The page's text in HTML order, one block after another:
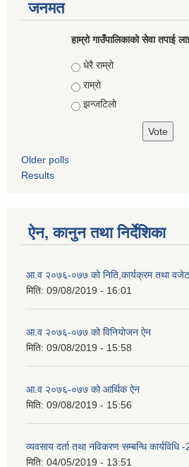
जनमत
हाम्रो गाउँपालिकाको सेवा तपाई
Choices
धेरै राम्रो
राम्रो
झन्जटिलो
Older polls
Results
ऐन, कानुन तथा निर्देशिका
आ‍‌.व २०७६-०७७ को निति,कार्यक्रम तथा वजेट
मिति: 09/08/2019 - 16:01
आ‍‌.व २०७६-०७७ को विनियोजन ऐन
मिति: 09/08/2019 - 15:58
आ‍‌.व २०७६-०७७ को आर्थिक ऐन
मिति: 09/08/2019 - 15:56
व्यवसाय दर्ता तथा नविकरण सम्बन्धि कार्यविधि
मिति: 04/05/2019 - 13:51